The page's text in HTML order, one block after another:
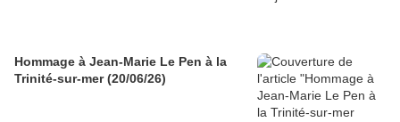
Hommage à Jean-Marie Le Pen à la
Trinité-sur-mer (20/06/26)